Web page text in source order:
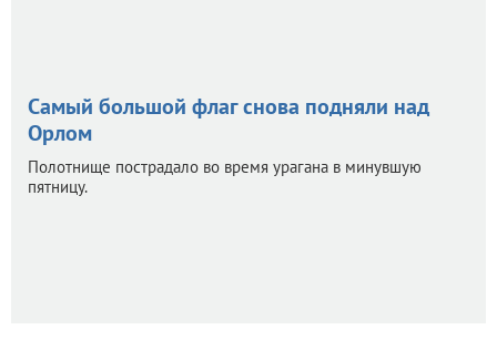
Самый большой флаг снова подняли над
Орлом
Полотнище пострадало во время урагана в минувшую
пятницу.